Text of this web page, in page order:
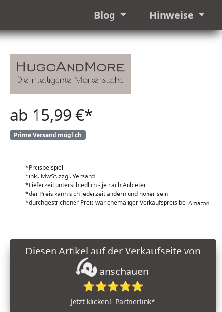
Blog Hinweise
ab 15,99 €*
Prime Versand möglich
*Preisbeispiel
*inkl. MwSt. zzgl. Versand
*Lieferzeit unterschiedlich - je nach Anbieter
*der Preis kann sich jederzeit ändern und höher sein
*durchgestrichener Preis war ehemaliger Verkaufspreis bei
anschauen
⭐⭐⭐⭐⭐
Jetzt klicken!- Partnerlink*